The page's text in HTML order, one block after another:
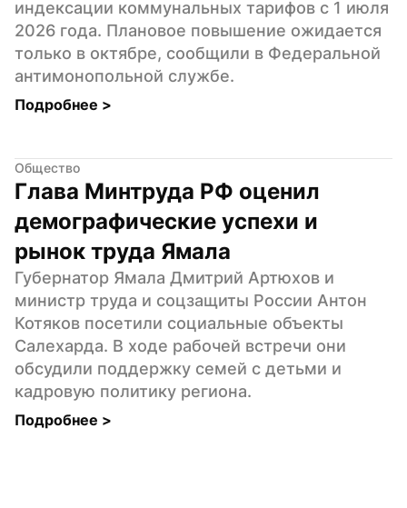
индексации коммунальных тарифов с 1 июля
2026 года. Плановое повышение ожидается
только в октябре, сообщили в Федеральной
антимонопольной службе.
Подробнее >
Общество
Глава Минтруда РФ оценил
демографические успехи и
рынок труда Ямала
Губернатор Ямала Дмитрий Артюхов и
министр труда и соцзащиты России Антон
Котяков посетили социальные объекты
Салехарда. В ходе рабочей встречи они
обсудили поддержку семей с детьми и
кадровую политику региона.
Подробнее >